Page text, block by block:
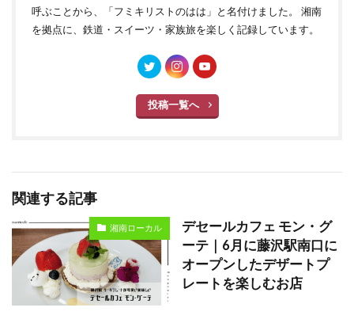
呼ぶことから、「フミキリストのはは」と名付けました。 湘南
を拠点に、鉄道・スイーツ・家族旅を楽しく記録しています。
投稿一覧へ
関連する記事
湘南ローカル
デセールカフェ モン・グ
ーテ｜6月に藤沢駅南口に
オープンしたデザートプ
レートを楽しむお店